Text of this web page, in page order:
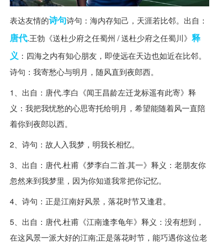
表达友情的诗句诗句：海内存知己，天涯若比邻。出自：
唐代.王勃《送杜少府之任蜀州 / 送杜少府之任蜀川》 释
义 ：四海之内有知心朋友，即使远在天边也如近在比邻。
诗句：我寄愁心与明月，随风直到夜郎西。
1、出自：唐代.李白《闻王昌龄左迁龙标遥有此寄》释
义：我把我忧愁的心思寄托给明月，希望能随着风一直陪
着你到夜郎以西。
2、诗句：故人入我梦，明我长相忆。
3、出自：唐代.杜甫《梦李白二首.其一》释义：老朋友你
忽然来到我梦里，因为你知道我常把你记忆。
4、诗句：正是江南好风景，落花时节又逢君。
5、出自：唐代.杜甫《江南逢李龟年》释义：没有想到，
在这风景一派大好的江南;正是落花时节，能巧遇你这位老